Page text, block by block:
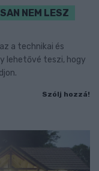
NEM LESZ
a technikai és
lehetővé teszi, hogy
Szólj hozzá!